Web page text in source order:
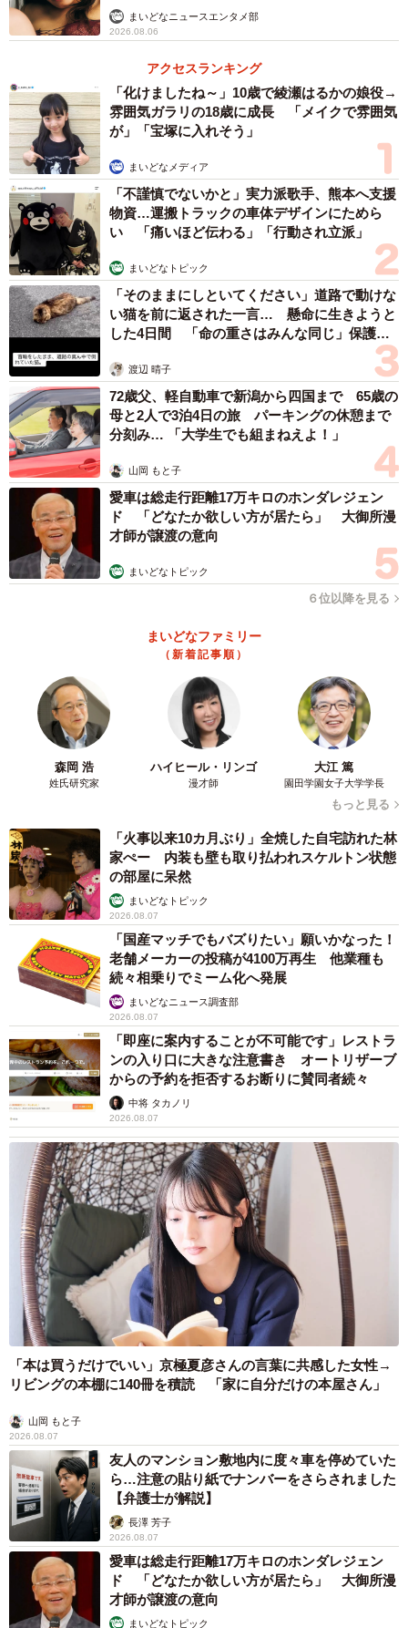
まいどなニュースエンタメ部
2026.08.06
アクセスランキング
「化けましたね～」10歳で綾瀬はるかの娘役→
雰囲気ガラリの18歳に成長 「メイクで雰囲気
が」「宝塚に入れそう」
まいどなメディア
「不謹慎でないかと」実力派歌手、熊本へ支援
物資…運搬トラックの車体デザインにためら
い 「痛いほど伝わる」「行動され立派」
まいどなトピック
「そのままにしといてください」道路で動けな
い猫を前に返された一言… 懸命に生きようと
した4日間 「命の重さはみんな同じ」保護団
渡辺 晴子
72歳父、軽自動車で新潟から四国まで 65歳の
母と2人で3泊4日の旅 パーキングの休憩まで
分刻み… 「大学生でも組まねえよ！」
山岡 もと子
愛車は総走行距離17万キロのホンダレジェン
ド 「どなたか欲しい方が居たら」 大御所漫
才師が譲渡の意向
まいどなトピック
６位以降を見る
まいどなファミリー
（新着記事順）
森岡 浩
姓氏研究家
ハイヒール・リンゴ
漫才師
大江 篤
園田学園女子大学学長
もっと見る
「火事以来10カ月ぶり」全焼した自宅訪れた林
家ぺー 内装も壁も取り払われスケルトン状態
の部屋に呆然
まいどなトピック
2026.08.07
「国産マッチでもバズりたい」願いかなった！
老舗メーカーの投稿が4100万再生 他業種も
続々相乗りでミーム化へ発展
まいどなニュース調査部
2026.08.07
「即座に案内することが不可能です」レストラ
ンの入り口に大きな注意書き オートリザーブ
からの予約を拒否するお断りに賛同者続々
中将 タカノリ
2026.08.07
「本は買うだけでいい」京極夏彦さんの言葉に共感した女性→
リビングの本棚に140冊を積読 「家に自分だけの本屋さん」
山岡 もと子
2026.08.07
友人のマンション敷地内に度々車を停めていた
ら…注意の貼り紙でナンバーをさらされました
【弁護士が解説】
長澤 芳子
2026.08.07
愛車は総走行距離17万キロのホンダレジェン
ド 「どなたか欲しい方が居たら」 大御所漫
才師が譲渡の意向
まいどなトピック